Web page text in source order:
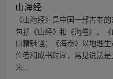
山海经
《山海经》是中国一部古老
包括《山经》和《海卷》。《
山精魅怪；《海卷》以地理
作者和成书时间，常见说法
未...